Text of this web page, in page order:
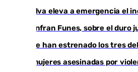
Huelva eleva a emergencia el
Juanfran Funes, sobre el duro
Ya se han estrenado los tres
35 mujeres asesinadas por